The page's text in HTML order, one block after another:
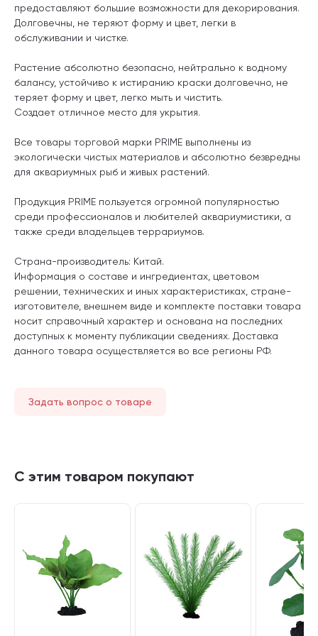
предоставляют большие возможности для декорирования.
Долговечны, не теряют форму и цвет, легки в
обслуживании и чистке.
Растение абсолютно безопасно, нейтрально к водному
балансу, устойчиво к истиранию краски долговечно, не
теряет форму и цвет, легко мыть и чистить.
Создает отличное место для укрытия.
Все товары торговой марки PRIME выполнены из
экологически чистых материалов и абсолютно безвредны
для аквариумных рыб и живых растений.
Продукция PRIME пользуется огромной популярностью
среди профессионалов и любителей аквариумистики, а
также среди владельцев террариумов.
Страна-производитель: Китай.
Информация о составе и ингредиентах, цветовом
решении, технических и иных характеристиках, стране-
изготовителе, внешнем виде и комплекте поставки товара
носит справочный характер и основана на последних
доступных к моменту публикации сведениях. Доставка
данного товара осуществляется во все регионы РФ.
Задать вопрос о товаре
С этим товаром покупают